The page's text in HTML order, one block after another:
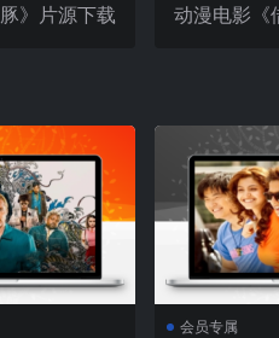
》片源下载 动漫电影《
会员专属